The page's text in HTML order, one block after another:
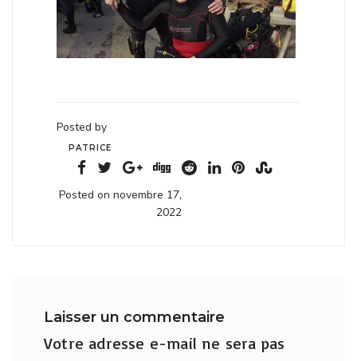
Posted by
PATRICE
Posted on novembre 17,
2022
Laisser un commentaire
Votre adresse e-mail ne sera pas